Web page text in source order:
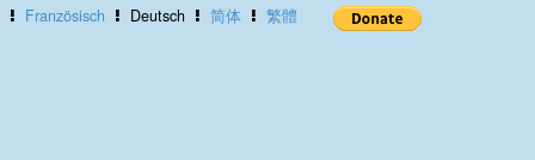
Französisch Deutsch 简体 繁體